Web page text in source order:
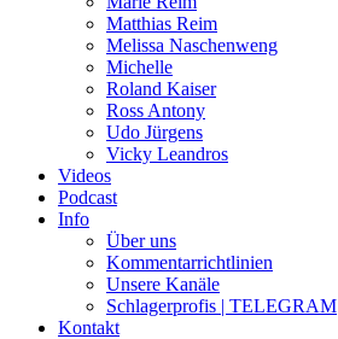
Matthias Reim
Melissa Naschenweng
Michelle
Roland Kaiser
Ross Antony
Udo Jürgens
Vicky Leandros
Videos
Podcast
Info
Über uns
Kommentarrichtlinien
Unsere Kanäle
Schlagerprofis | TELEGRAM
Kontakt